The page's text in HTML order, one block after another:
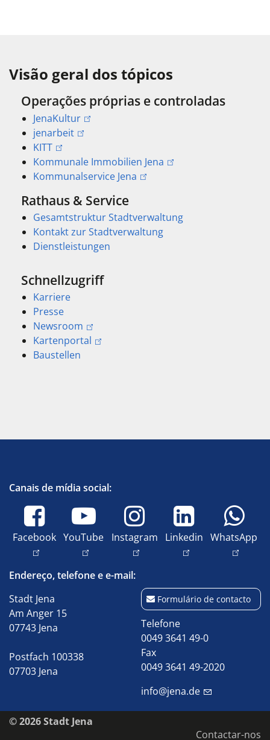
Visão geral dos tópicos
Operações próprias e controladas
JenaKultur
jenarbeit
KITT
Kommunale Immobilien Jena
Kommunalservice Jena
Rathaus & Service
Gesamtstruktur Stadtverwaltung
Kontakt zur Stadtverwaltung
Dienstleistungen
Schnellzugriff
Karriere
Presse
Newsroom
Kartenportal
Baustellen
Canais de mídia social:
Facebook YouTube Instagram Linkedin WhatsApp
Endereço, telefone e e-mail:
Stadt Jena
Am Anger 15
07743 Jena
Postfach 100338
07703 Jena
Formulário de contacto
Telefone
0049 3641 49-0
Fax
0049 3641 49-2020
info@jena.de
© 2026 Stadt Jena
Contactar-nos